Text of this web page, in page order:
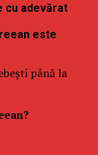
cu adevărat
este
până la